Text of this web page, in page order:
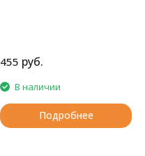
455 руб.
В наличии
Подробнее